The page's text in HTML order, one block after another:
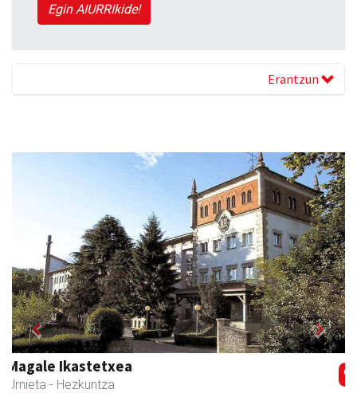
Egin AIURRIkide!
Erantzun
Osane belar eta eko denda
Urnieta - Akupuntura
Previous Next